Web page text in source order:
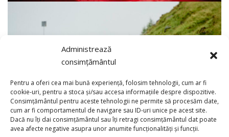
Administrează
consimțământul
Pentru a oferi cea mai bună experiență, folosim tehnologii, cum ar fi
cookie-uri, pentru a stoca și/sau accesa informațiile despre dispozitive.
Consimțământul pentru aceste tehnologii ne permite să procesăm date,
cum ar fi comportamentul de navigare sau ID-uri unice pe acest site.
Dacă nu îți dai consimțământul sau îți retragi consimțământul dat poate
avea afecte negative asupra unor anumite funcționalități și funcții.
×